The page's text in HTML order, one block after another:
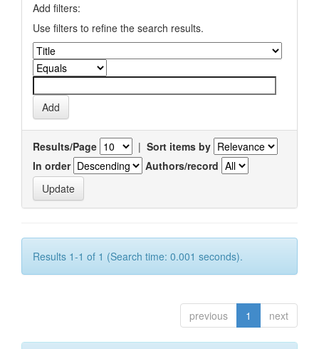
Add filters:
Use filters to refine the search results.
Results/Page | Sort items by
In order
Authors/record
Results 1-1 of 1 (Search time: 0.001 seconds).
previous 1 next